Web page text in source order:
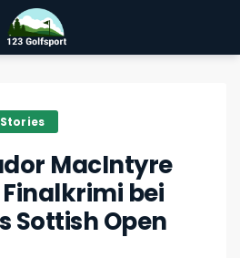
MacIntyre
bei
Sottish Open